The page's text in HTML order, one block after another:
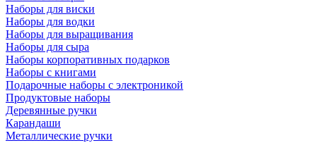
Наборы для виски
Наборы для водки
Наборы для выращивания
Наборы для сыра
Наборы корпоративных подарков
Наборы с книгами
Подарочные наборы с электроникой
Продуктовые наборы
Деревянные ручки
Карандаши
Металлические ручки